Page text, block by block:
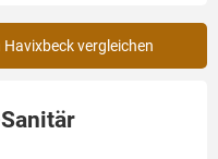
vergleichen